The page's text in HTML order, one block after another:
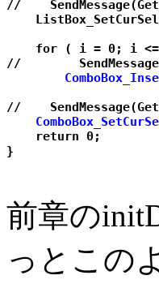
for ( i = 0; i
return 0;
前章の
っとこの